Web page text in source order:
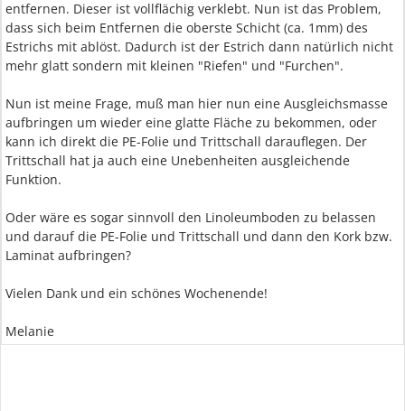
entfernen. Dieser ist vollflächig verklebt. Nun ist das Problem,
dass sich beim Entfernen die oberste Schicht (ca. 1mm) des
Estrichs mit ablöst. Dadurch ist der Estrich dann natürlich nicht
mehr glatt sondern mit kleinen "Riefen" und "Furchen".
Nun ist meine Frage, muß man hier nun eine Ausgleichsmasse
aufbringen um wieder eine glatte Fläche zu bekommen, oder
kann ich direkt die PE-Folie und Trittschall darauflegen. Der
Trittschall hat ja auch eine Unebenheiten ausgleichende
Funktion.
Oder wäre es sogar sinnvoll den Linoleumboden zu belassen
und darauf die PE-Folie und Trittschall und dann den Kork bzw.
Laminat aufbringen?
Vielen Dank und ein schönes Wochenende!
Melanie